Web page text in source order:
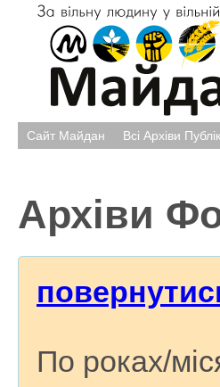
Сайт Майдан Всі Архіви
Архіви
По роках/